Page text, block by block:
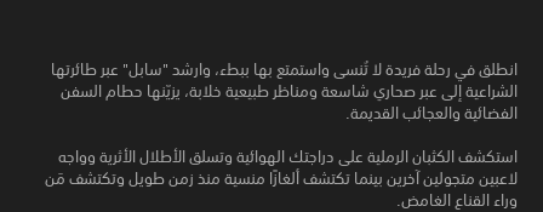
انطلق في رحلة فريدة لا تُنسى واستمتع بها ببطء، وارشد "سابل" عبر طائرتها
الشراعية إلى عبر صحاري شاسعة ومناظر طبيعية خلابة، يزيّنها حطام السفن
الفضائية والعجائب القديمة.
استكشف الكثبان الرملية على دراجتك الهوائية وتسلق الأطلال الأثرية وواجه
لاعبين متجولين آخرين بينما تكتشف ألغازًا منسية منذ زمن طويل وتكتشف مَن
وراء القناع الغامض.